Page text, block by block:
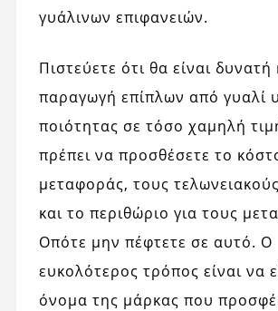
γυάλινων επιφανειών.
Πιστεύετε ότι θα είναι δυνατή
παραγωγή επίπλων από γυαλί
ποιότητας σε τόσο χαμηλή
πρέπει να προσθέσετε το
μεταφοράς, τους
και το περιθώριο για τους
Οπότε μην πέφτετε σε αυτό. Ο
ευκολότερος τρόπος είναι να
όνομα της μάρκας που